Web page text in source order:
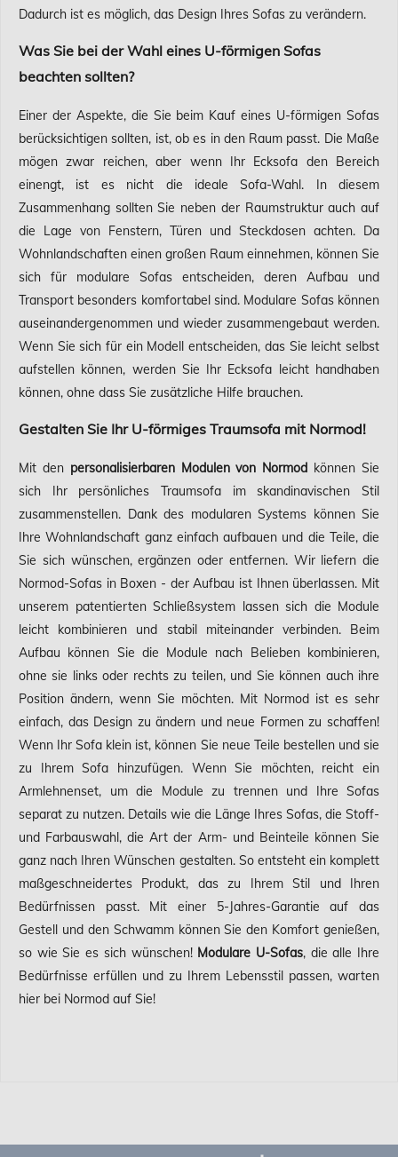
Dadurch ist es möglich, das Design Ihres Sofas zu verändern.
Was Sie bei der Wahl eines U-förmigen Sofas
beachten sollten?
Einer der Aspekte, die Sie beim Kauf eines U-förmigen Sofas
berücksichtigen sollten, ist, ob es in den Raum passt. Die Maße
mögen zwar reichen, aber wenn Ihr Ecksofa den Bereich
einengt, ist es nicht die ideale Sofa-Wahl. In diesem
Zusammenhang sollten Sie neben der Raumstruktur auch auf
die Lage von Fenstern, Türen und Steckdosen achten. Da
Wohnlandschaften einen großen Raum einnehmen, können Sie
sich für modulare Sofas entscheiden, deren Aufbau und
Transport besonders komfortabel sind. Modulare Sofas können
auseinandergenommen und wieder zusammengebaut werden.
Wenn Sie sich für ein Modell entscheiden, das Sie leicht selbst
aufstellen können, werden Sie Ihr Ecksofa leicht handhaben
können, ohne dass Sie zusätzliche Hilfe brauchen.
Gestalten Sie Ihr U-förmiges Traumsofa mit Normod!
Mit den personalisierbaren Modulen von Normod können Sie
sich Ihr persönliches Traumsofa im skandinavischen Stil
zusammenstellen. Dank des modularen Systems können Sie
Ihre Wohnlandschaft ganz einfach aufbauen und die Teile, die
Sie sich wünschen, ergänzen oder entfernen. Wir liefern die
Normod-Sofas in Boxen - der Aufbau ist Ihnen überlassen. Mit
unserem patentierten Schließsystem lassen sich die Module
leicht kombinieren und stabil miteinander verbinden. Beim
Aufbau können Sie die Module nach Belieben kombinieren,
ohne sie links oder rechts zu teilen, und Sie können auch ihre
Position ändern, wenn Sie möchten. Mit Normod ist es sehr
einfach, das Design zu ändern und neue Formen zu schaffen!
Wenn Ihr Sofa klein ist, können Sie neue Teile bestellen und sie
zu Ihrem Sofa hinzufügen. Wenn Sie möchten, reicht ein
Armlehnenset, um die Module zu trennen und Ihre Sofas
separat zu nutzen. Details wie die Länge Ihres Sofas, die Stoff-
und Farbauswahl, die Art der Arm- und Beinteile können Sie
ganz nach Ihren Wünschen gestalten. So entsteht ein komplett
maßgeschneidertes Produkt, das zu Ihrem Stil und Ihren
Bedürfnissen passt. Mit einer 5-Jahres-Garantie auf das
Gestell und den Schwamm können Sie den Komfort genießen,
so wie Sie es sich wünschen! Modulare U-Sofas, die alle Ihre
Bedürfnisse erfüllen und zu Ihrem Lebensstil passen, warten
hier bei Normod auf Sie!